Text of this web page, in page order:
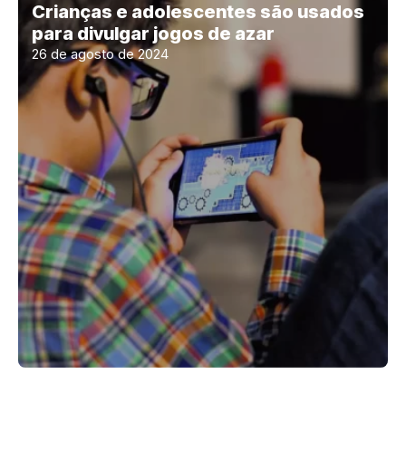
Crianças e adolescentes são usados
para divulgar jogos de azar
26 de agosto de 2024